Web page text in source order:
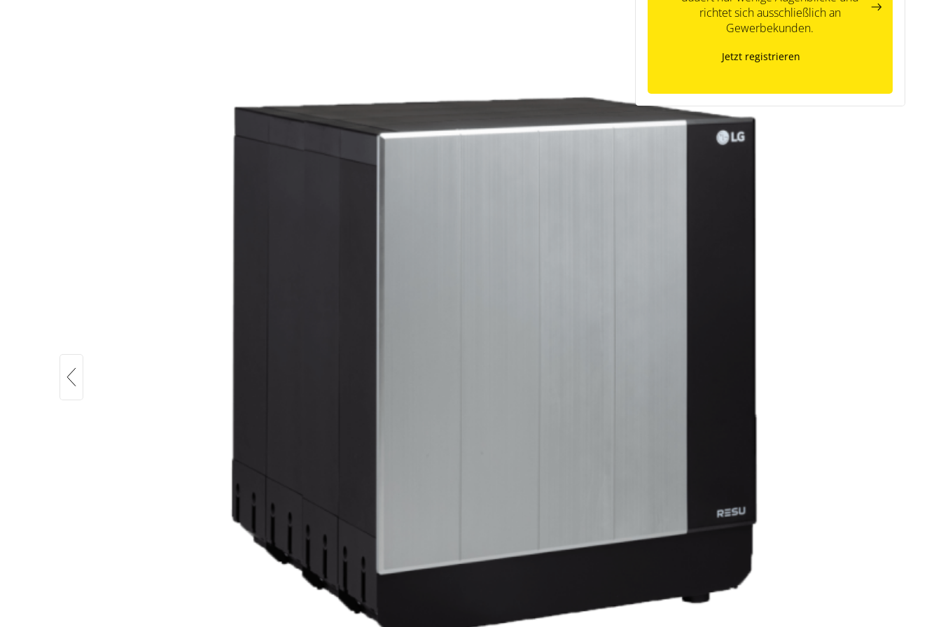
richtet sich ausschließlich an
Gewerbekunden.
Jetzt registrieren